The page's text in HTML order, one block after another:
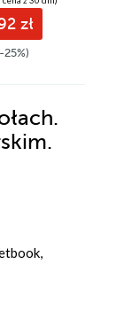
zł
25%)